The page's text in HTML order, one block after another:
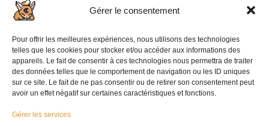
Gérer le consentement
Pour offrir les meilleures expériences, nous utilisons des technologies
telles que les cookies pour stocker et/ou accéder aux informations des
appareils. Le fait de consentir à ces technologies nous permettra de traiter
des données telles que le comportement de navigation ou les ID uniques
sur ce site. Le fait de ne pas consentir ou de retirer son consentement peut
avoir un effet négatif sur certaines caractéristiques et fonctions.
Gérer les services
CATÉGORIE POPULAIRE
PC
Playstation 5 698
XBOX 574